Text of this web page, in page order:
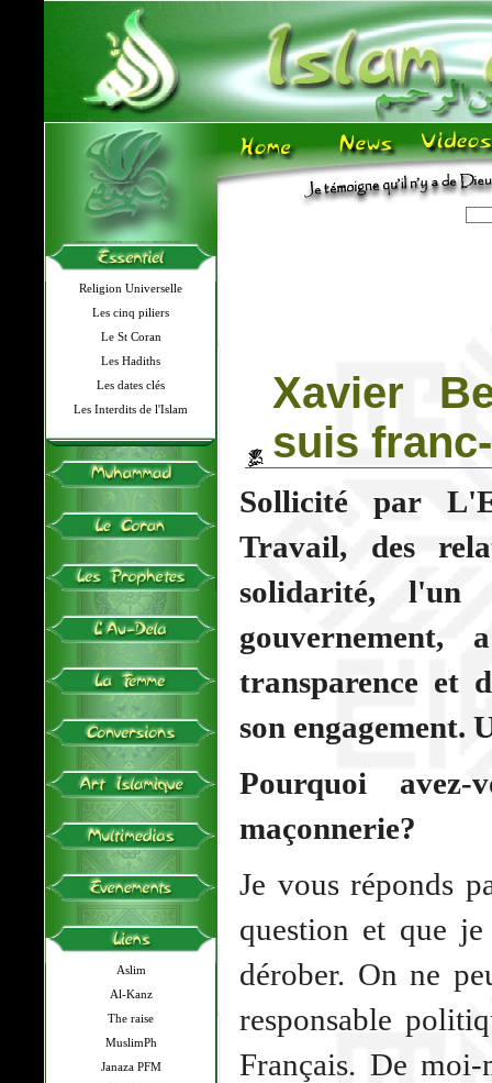
Religion Universelle
Les cinq piliers
Le St Coran
Les Hadiths
Les dates clés
Les Interdits de l'Islam
Aslim
Al-Kanz
The raise
MuslimPh
Janaza PFM
Xavier
suis
Sollicité par
Travail, des
solidarité,
transparence et
son engagement.
Pourquoi
maçonnerie?
Je vous réponds
question et que
dérober. On ne
responsable
Français. De